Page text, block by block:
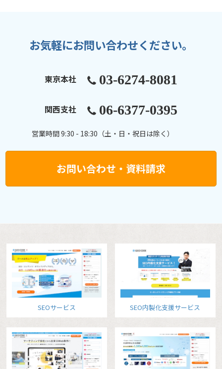
お気軽にお問い合わせください。
東京本社 03-6274-8081
関西支社 06-6377-0395
営業時間 9:30 - 18:30（土・日・祝日は除く）
お問い合わせ・資料請求
SEOサービス SEO内製化支援サービス